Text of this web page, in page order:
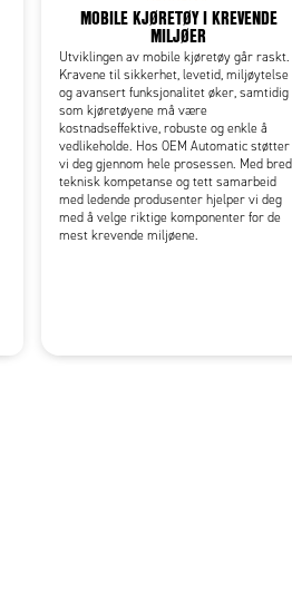
MOBILE KJØRETØY I KREVENDE
MILJØER
Utviklingen av mobile kjøretøy går raskt.
Kravene til sikkerhet, levetid, miljøytelse
og avansert funksjonalitet øker, samtidig
som kjøretøyene må være
kostnadseffektive, robuste og enkle å
vedlikeholde. Hos OEM Automatic støtter
vi deg gjennom hele prosessen. Med bred
teknisk kompetanse og tett samarbeid
med ledende produsenter hjelper vi deg
med å velge riktige komponenter for de
mest krevende miljøene.